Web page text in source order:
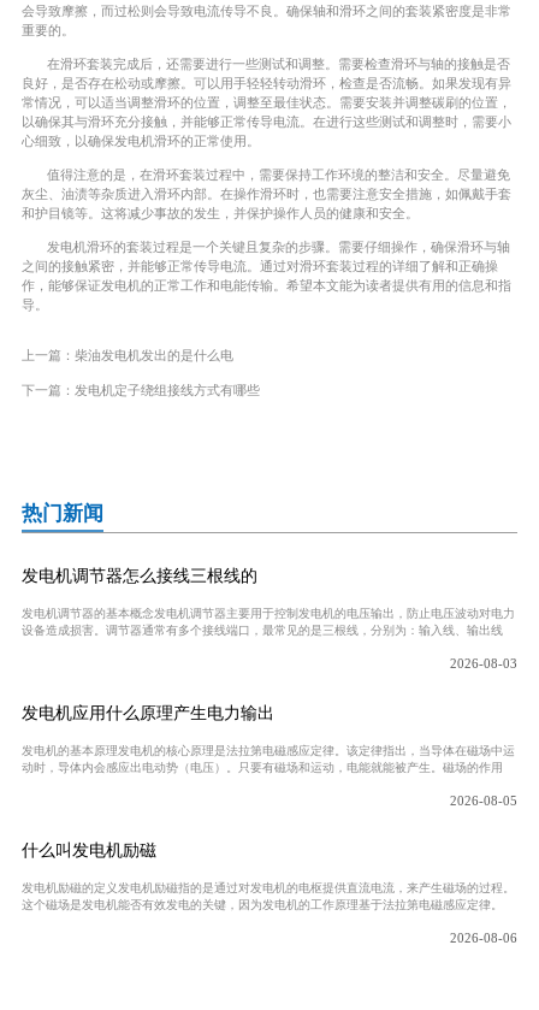
会导致摩擦，而过松则会导致电流传导不良。确保轴和滑环之间的套装紧密度是非常
重要的。
在滑环套装完成后，还需要进行一些测试和调整。需要检查滑环与轴的接触是否
良好，是否存在松动或摩擦。可以用手轻轻转动滑环，检查是否流畅。如果发现有异
常情况，可以适当调整滑环的位置，调整至最佳状态。需要安装并调整碳刷的位置，
以确保其与滑环充分接触，并能够正常传导电流。在进行这些测试和调整时，需要小
心细致，以确保发电机滑环的正常使用。
值得注意的是，在滑环套装过程中，需要保持工作环境的整洁和安全。尽量避免
灰尘、油渍等杂质进入滑环内部。在操作滑环时，也需要注意安全措施，如佩戴手套
和护目镜等。这将减少事故的发生，并保护操作人员的健康和安全。
发电机滑环的套装过程是一个关键且复杂的步骤。需要仔细操作，确保滑环与轴
之间的接触紧密，并能够正常传导电流。通过对滑环套装过程的详细了解和正确操
作，能够保证发电机的正常工作和电能传输。希望本文能为读者提供有用的信息和指
导。
上一篇： 柴油发电机发出的是什么电
下一篇： 发电机定子绕组接线方式有哪些
热门新闻
发电机调节器怎么接线三根线的
发电机调节器的基本概念发电机调节器主要用于控制发电机的电压输出，防止电压波动对电力
设备造成损害。调节器通常有多个接线端口，最常见的是三根线，分别为：输入线、输出线
2026-08-03
发电机应用什么原理产生电力输出
发电机的基本原理发电机的核心原理是法拉第电磁感应定律。该定律指出，当导体在磁场中运
动时，导体内会感应出电动势（电压）。只要有磁场和运动，电能就能被产生。磁场的作用
2026-08-05
什么叫发电机励磁
发电机励磁的定义发电机励磁指的是通过对发电机的电枢提供直流电流，来产生磁场的过程。
这个磁场是发电机能否有效发电的关键，因为发电机的工作原理基于法拉第电磁感应定律。
2026-08-06